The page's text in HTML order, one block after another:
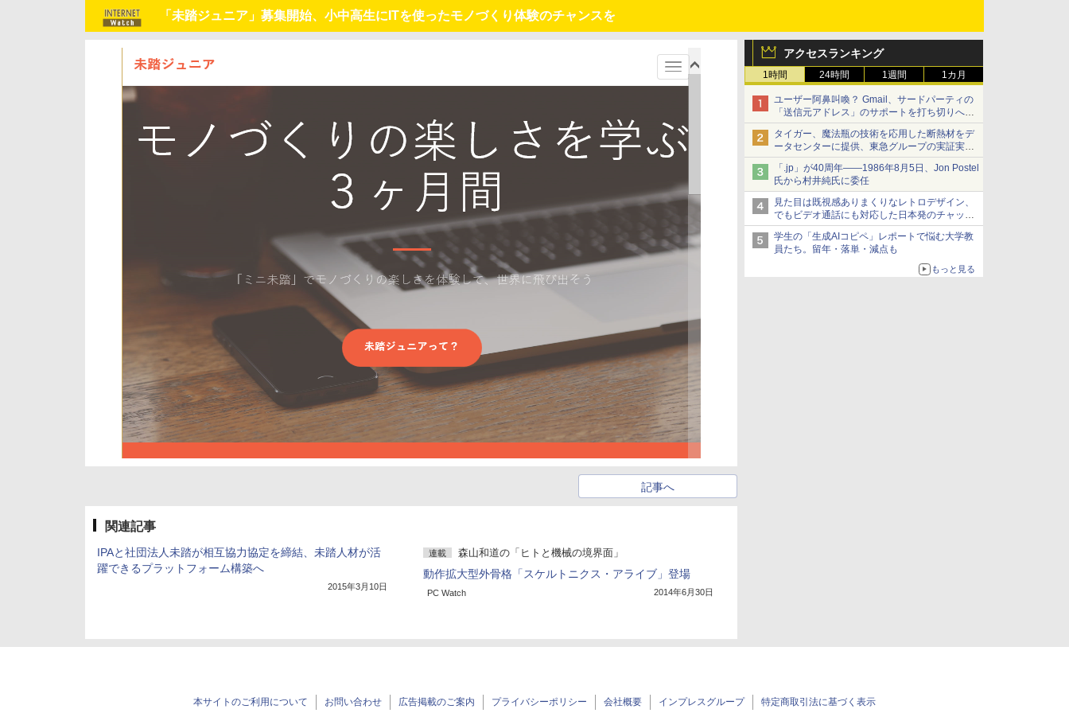
「未踏ジュニア」募集開始、小中高生にITを使ったモノづくり体験のチャンスを
アクセスランキング
1時間 24時間 1週間 1カ月
ユーザー阿鼻叫喚？ Gmail、サードパーティの
「送信元アドレス」のサポートを打ち切りへ
【やじうまWatch】
タイガー、魔法瓶の技術を応用した断熱材をデ
ータセンターに提供、東急グループの実証実験
で 「ステンレス密封真空断熱パネル TIVIP」
「.jp」が40周年――1986年8月5日、Jon Postel
氏から村井純氏に委任
見た目は既視感ありまくりなレトロデザイン、
でもビデオ通話にも対応した日本発のチャット
アプリが登場【やじうまWatch】
学生の「生成AIコピペ」レポートで悩む大学教
員たち。留年・落単・減点も
もっと見る
記事へ
関連記事
IPAと社団法人未踏が相互協力協定を締結、未踏人材が活
躍できるプラットフォーム構築へ
2015年3月10日
連載 森山和道の「ヒトと機械の境界面」
動作拡大型外骨格「スケルトニクス・アライブ」登場
PC Watch 2014年6月30日
本サイトのご利用について お問い合わせ 広告掲載のご案内 プライバシーポリシー 会社概要 インプレスグループ 特定商取引法に基づく表示